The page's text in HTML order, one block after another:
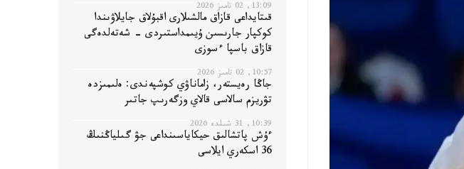
13:09, 02 تامىز 2026
قىتايداعى قازاق مالشىلارى اقبۇلاق جايلاۋىندا
كوكپار جارىسىن ۇيىمداستىردى - شەتەلدەگى
قازاق باسپا ءسوزى
10:57, 02 تامىز 2026
جاڭا رەيستەر، زاماناۋي كوشپەندى: ەلىمىزدە
تۋريزم سالاسى قالاي وزگەرىپ جاتىر
10:39, 31 شىلدە 2026
ءۇش پاتشالىق حيكاياسىنداعى جۋ گىلياڭنىڭ
36 اسكەري ايلاسى